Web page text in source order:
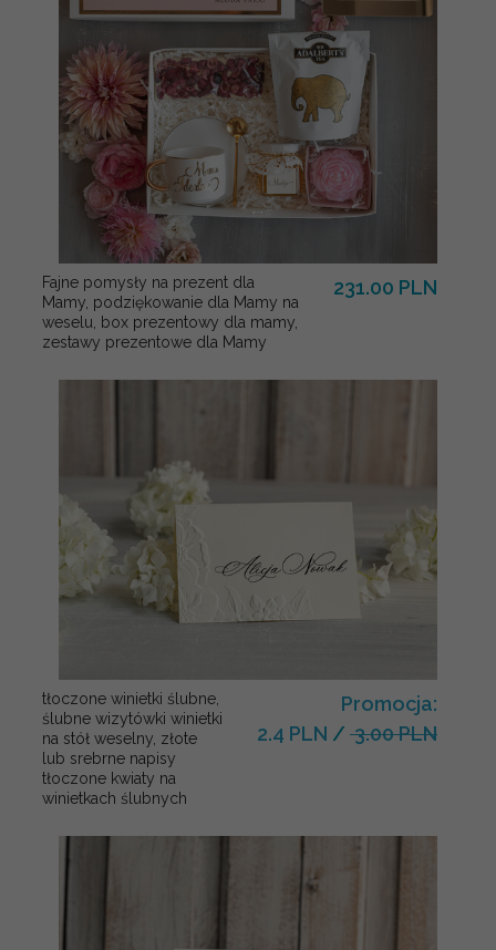
Fajne pomysły na prezent dla
Mamy, podziękowanie dla Mamy na
weselu, box prezentowy dla mamy,
zestawy prezentowe dla Mamy
231.00 PLN
tłoczone winietki ślubne,
ślubne wizytówki winietki
na stół weselny, złote
lub srebrne napisy
tłoczone kwiaty na
winietkach ślubnych
Promocja:
2.4 PLN / 3.00 PLN